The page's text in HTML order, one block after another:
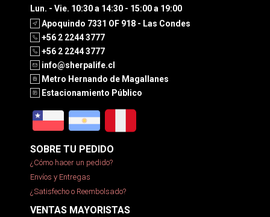
Lun. - Vie. 10:30 a 14:30 - 15:00 a 19:00
Apoquindo 7331 OF 918 - Las Condes
+56 2 2244 3777
+56 2 2244 3777
info@sherpalife.cl
Metro Hernando de Magallanes
Estacionamiento Público
SOBRE TU PEDIDO
¿Cómo hacer un pedido?
Envíos y Entregas
¿Satisfecho o Reembolsado?
VENTAS MAYORISTAS